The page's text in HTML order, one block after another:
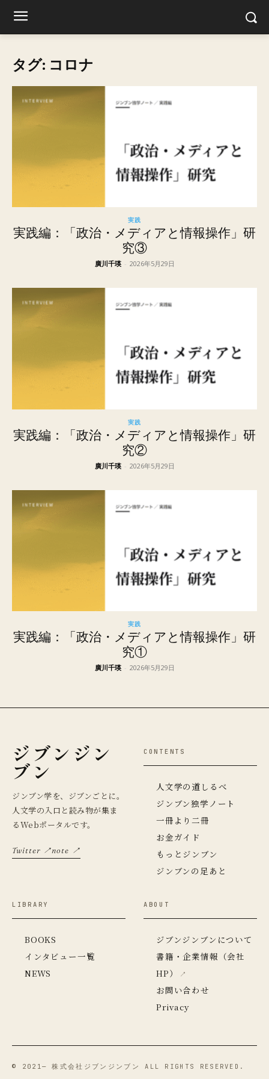
タグ: コロナ
実践
実践編：「政治・メディアと情報操作」研
究③
廣川千瑛 - 2026年5月29日
実践
実践編：「政治・メディアと情報操作」研
究②
廣川千瑛 - 2026年5月29日
実践
実践編：「政治・メディアと情報操作」研
究①
廣川千瑛 - 2026年5月29日
ジブンジン
ブン
ジンブン学を、ジブンごとに。
人文学の入口と読み物が集ま
るWebポータルです。
Twitter ↗note ↗
CONTENTS
人文学の道しるべ
ジンブン独学ノート
一冊より二冊
お金ガイド
もっとジンブン
ジンブンの足あと
LIBRARY
BOOKS
インタビュー一覧
NEWS
ABOUT
ジブンジンブンについて
書籍・企業情報（会社
HP）
お問い合わせ
Privacy
© 2021— 株式会社ジブンジンブン ALL RIGHTS RESERVED.